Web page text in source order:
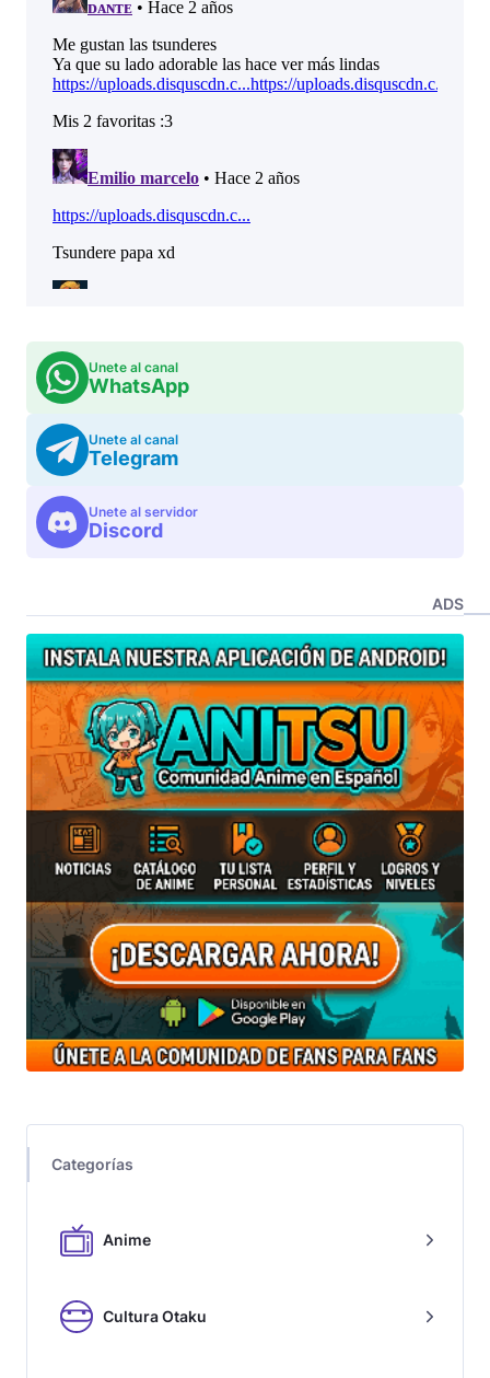
Unete al canal
WhatsApp
Unete al canal
Telegram
Unete al servidor
Discord
ADS
Categorías
Anime
Cultura Otaku